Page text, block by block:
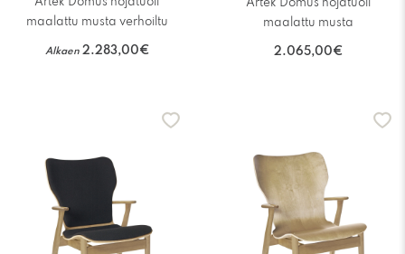
maalattu musta verhoiltu
Alkaen 2.283,00€
Artek Domus nojatuoli
maalattu musta
2.065,00€